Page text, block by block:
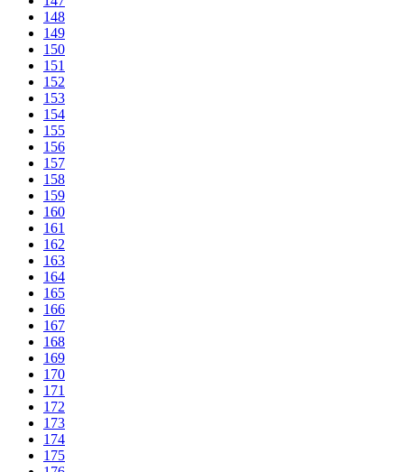
148
149
150
151
152
153
154
155
156
157
158
159
160
161
162
163
164
165
166
167
168
169
170
171
172
173
174
175